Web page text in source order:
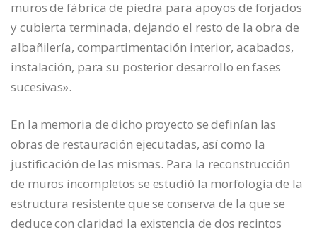
muros de fábrica de piedra para apoyos de forjados
y cubierta terminada, dejando el resto de la obra de
albañilería, compartimentación interior, acabados,
instalación, para su posterior desarrollo en fases
sucesivas».
En la memoria de dicho proyecto se definían las
obras de restauración ejecutadas, así como la
justificación de las mismas. Para la reconstrucción
de muros incompletos se estudió la morfología de la
estructura resistente que se conserva de la que se
deduce con claridad la existencia de dos recintos